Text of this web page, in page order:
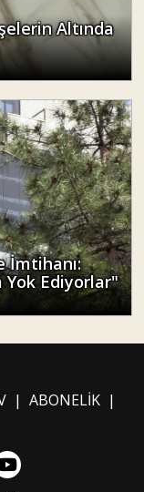
Altında
İmtihanı:
Yok Ediyorlar"
| ABONELİK|